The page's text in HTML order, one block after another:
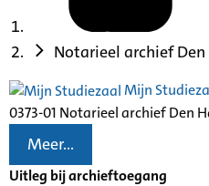
Notarieel archief
Mijn
0373-01 Notarieel archief Den
Meer...
Uitleg bij archieftoegang